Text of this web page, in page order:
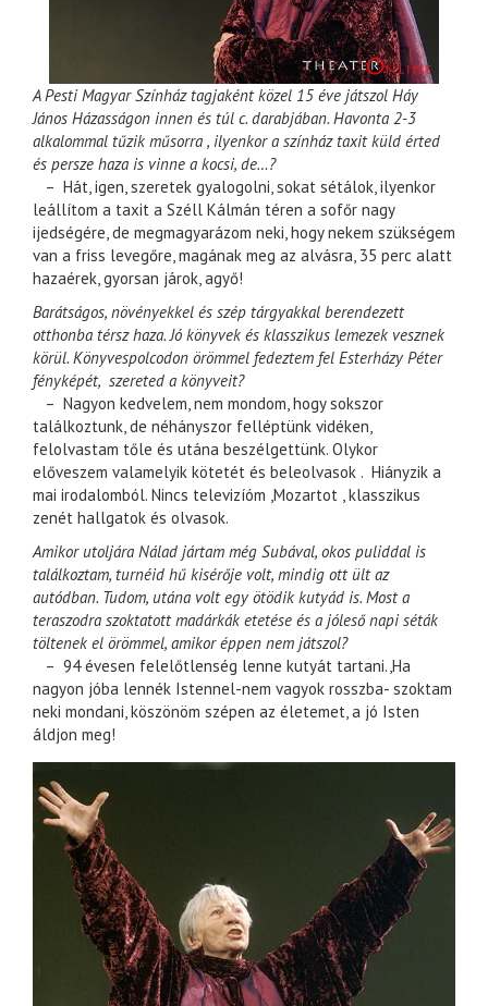
A Pesti Magyar Színház tagjaként közel 15 éve játszol Háy
János Házasságon innen és túl c. darabjában. Havonta 2-3
alkalommal tűzik műsorra , ilyenkor a színház taxit küld érted
és persze haza is vinne a kocsi, de…?
– Hát, igen, szeretek gyalogolni, sokat sétálok, ilyenkor
leállítom a taxit a Széll Kálmán téren a sofőr nagy
ijedségére, de megmagyarázom neki, hogy nekem szükségem
van a friss levegőre, magának meg az alvásra, 35 perc alatt
hazaérek, gyorsan járok, agyő!
Barátságos, növényekkel és szép tárgyakkal berendezett
otthonba térsz haza. Jó könyvek és klasszikus lemezek vesznek
körül. Könyvespolcodon örömmel fedeztem fel Esterházy Péter
fényképét, szereted a könyveit?
– Nagyon kedvelem, nem mondom, hogy sokszor
találkoztunk, de néhányszor felléptünk vidéken,
felolvastam tőle és utána beszélgettünk. Olykor
előveszem valamelyik kötetét és beleolvasok . Hiányzik a
mai irodalomból. Nincs televizíóm ,Mozartot , klasszikus
zenét hallgatok és olvasok.
Amikor utoljára Nálad jártam még Subával, okos puliddal is
találkoztam, turnéid hű kisérője volt, mindig ott ült az
autódban. Tudom, utána volt egy ötödik kutyád is. Most a
teraszodra szoktatott madárkák etetése és a jóleső napi séták
töltenek el örömmel, amikor éppen nem játszol?
– 94 évesen felelőtlenség lenne kutyát tartani.,Ha
nagyon jóba lennék Istennel-nem vagyok rosszba- szoktam
neki mondani, köszönöm szépen az életemet, a jó Isten
áldjon meg!